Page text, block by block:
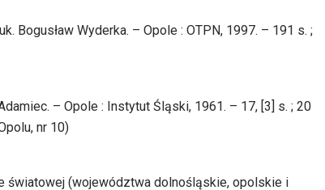
Bogusław Wyderka. – Opole : OTPN, 1997. – 191 s. ;
– Opole : Instytut Śląski, 1961. – 17, [3] s. ; 20
nr 10)
światowej (województwa dolnośląskie, opolskie i